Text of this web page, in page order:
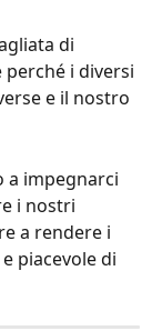
di
i diversi
e il nostro
a impegnarci
i nostri
a rendere i
piacevole di